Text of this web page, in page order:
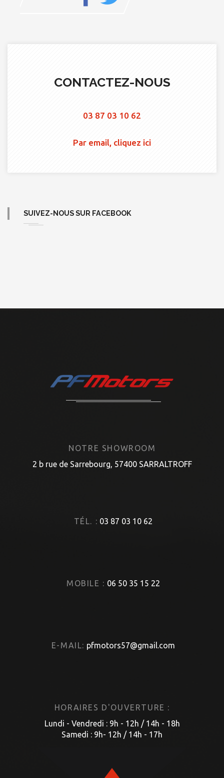
CONTACTEZ-NOUS
03 87 03 10 62
Par email, cliquez ici
SUIVEZ-NOUS SUR FACEBOOK
NOTRE SHOWROOM
2 b rue de Sarrebourg, 57400 SARRALTROFF
TÉL. : 03 87 03 10 62
MOBILE : 06 50 35 15 22
E-MAIL: pfmotors57@gmail.com
HORAIRES D'OUVERTURE :
Lundi - Vendredi : 9h - 12h / 14h - 18h
Samedi : 9h- 12h / 14h - 17h